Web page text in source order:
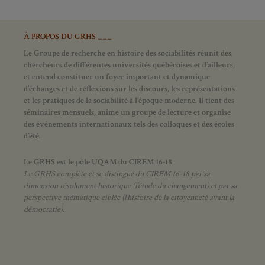
À PROPOS DU GRHS ___
Le Groupe de recherche en histoire des sociabilités réunit des
chercheurs de différentes universités québécoises et d’ailleurs,
et entend constituer un foyer important et dynamique
d’échanges et de réflexions sur les discours, les représentations
et les pratiques de la sociabilité à l’époque moderne. Il tient des
séminaires mensuels, anime un groupe de lecture et organise
des événements internationaux tels des colloques et des écoles
d’été.
Le GRHS est le pôle UQAM du CIREM 16-18
Le GRHS complète et se distingue du CIREM 16-18 par sa
dimension résolument historique (l’étude du changement) et par sa
perspective thématique ciblée (l’histoire de la citoyenneté avant la
démocratie).